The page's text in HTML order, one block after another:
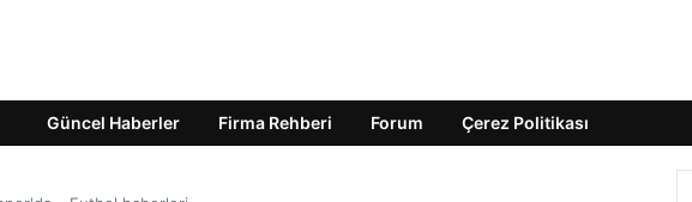
Güncel Haberler Firma Rehberi Forum Çerez Politikası